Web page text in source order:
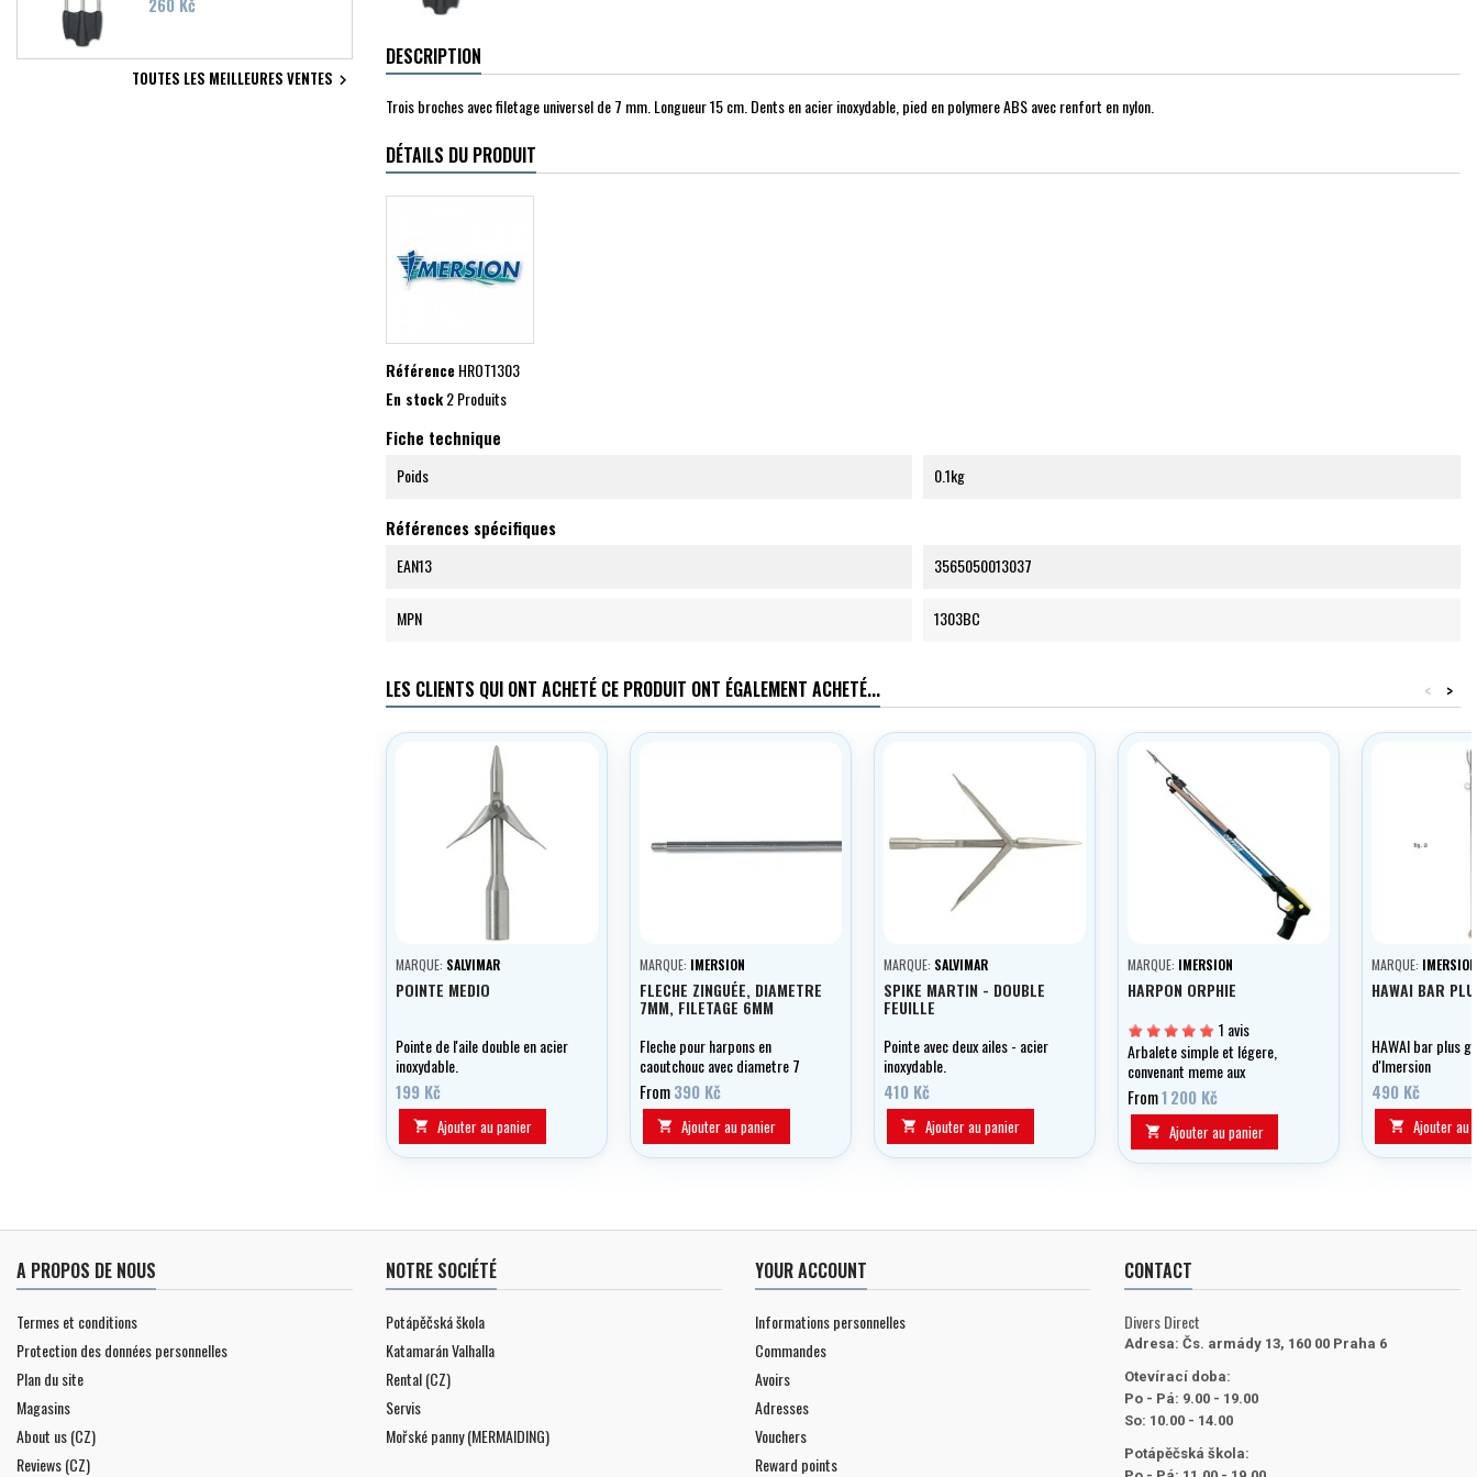
TOUTES LES MEILLEURES VENTES 
DESCRIPTION
Trois broches avec filetage universel de 7 mm. Longueur 15 cm. Dents en acier inoxydable, pied en polymere ABS avec renfort en nylon.
DÉTAILS DU PRODUIT
RéférenceHROT1303
En stock2 Produits
Fiche technique
Poids 0.1kg
Références spécifiques
EAN13 3565050013037
MPN 1303BC
LES CLIENTS QUI ONT ACHETÉ CE PRODUIT ONT ÉGALEMENT ACHETÉ... >
<
MARQUE: SALVIMAR
POINTE MEDIO
Pointe de l'aile double en acier
inoxydable.
199 Kč
 Ajouter au panier
MARQUE: IMERSION
FLECHE ZINGUÉE, DIAMETRE
7MM, FILETAGE 6MM
Fleche pour harpons en
caoutchouc avec diametre 7
mm et filetage 6 mm. En acier
et finition galvanisée.
From390 Kč
 Ajouter au panier
MARQUE: SALVIMAR
SPIKE MARTIN - DOUBLE
FEUILLE
Pointe avec deux ailes - acier
inoxydable.
410 Kč
 Ajouter au panier
MARQUE: IMERSION
HARPON ORPHIE
1 avis
Arbalete simple et légere,
convenant meme aux
débutants.
From1 200 Kč
 Ajouter au panier
MARQUE: IMERSION
HAWAI BAR
HAWAI bar plus
d'Imersion
490 Kč
 Ajouter au
A PROPOS DE NOUS
Termes et conditions
Protection des données personnelles
Plan du site
Magasins
About us (CZ)
Reviews (CZ)
NOTRE SOCIÉTÉ
Potápěčská škola
Katamarán Valhalla
Rental (CZ)
Servis
Mořské panny (MERMAIDING)
YOUR ACCOUNT
Informations personnelles
Commandes
Avoirs
Adresses
Vouchers
Reward points
CONTACT
Divers Direct
Adresa: Čs. armády 13, 160 00 Praha 6
Otevírací doba:
Po - Pá: 9.00 - 19.00
So: 10.00 - 14.00
Potápěčská škola: